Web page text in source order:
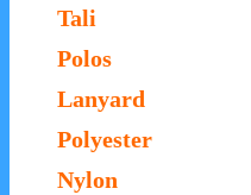
Tali
Polos
Lanyard
Polyester
Nylon